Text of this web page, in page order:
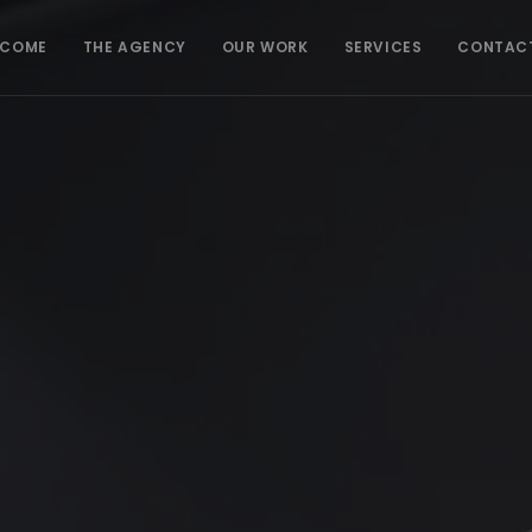
THE AGENCY OUR WORK SERVICES